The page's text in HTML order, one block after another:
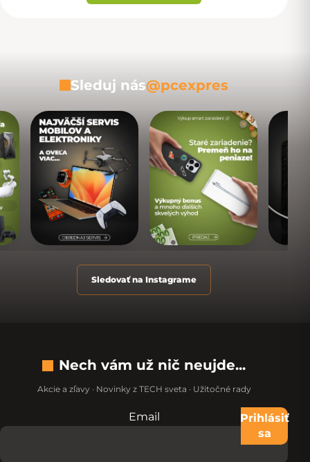
Sleduj nás@pcexpres
Sledovať na Instagrame
Nech vám už nič neujde...
Akcie a zľavy · Novinky z TECH sveta · Užitočné rady
Nevypĺňajte toto pole:
Email
Prihlásiť
sa